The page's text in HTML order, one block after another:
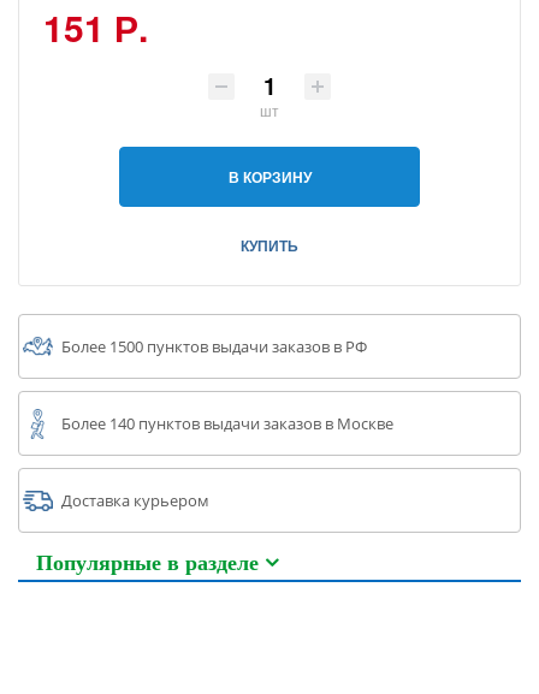
151 Р.
шт
В КОРЗИНУ
КУПИТЬ
Более 1500 пунктов выдачи заказов в РФ
Более 140 пунктов выдачи заказов в Москве
Доставка курьером
Популярные в разделе